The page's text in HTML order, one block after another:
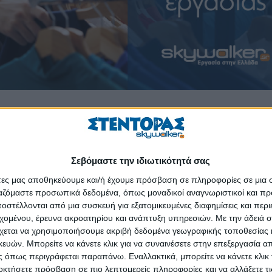
Σεβόμαστε την ιδιωτικότητά σας
μας αποθηκεύουμε και/ή έχουμε πρόσβαση σε πληροφορίες σε
προσωπικά δεδομένα, όπως μοναδικοί αναγνωριστικοί και
από μια συσκευή για εξατομικευμένες διαφημίσεις και
έρευνα ακροατηρίου και ανάπτυξη υπηρεσιών. Με την άδειά
να χρησιμοποιήσουμε ακριβή δεδομένα γεωγραφικής τοποθεσίας
Μπορείτε να κάνετε κλικ για να συναινέσετε στην επεξεργασία
περιγράφεται παραπάνω. Εναλλακτικά, μπορείτε να κάνετε κλικ
πρόσβαση σε πιο λεπτομερείς πληροφορίες και να αλλάξετε
παιδικών ενδυμάτων και ο κορυφαίος προμηθευτής προϊόντων
όπου δραστηριοποιείται.
καταστήματα και προσφέρει φιλική εξυπηρέτηση.
(https://swr.gr/Q74oM)
(1 χρόνος) - Κόρινθος (https://swr.gr/zdk4d)
- Άργος, Δαλαμανάρα (https://swr.gr/Q4ZuB )